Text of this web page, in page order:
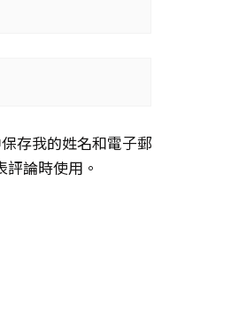
存我的姓名和電子郵
論時使用。